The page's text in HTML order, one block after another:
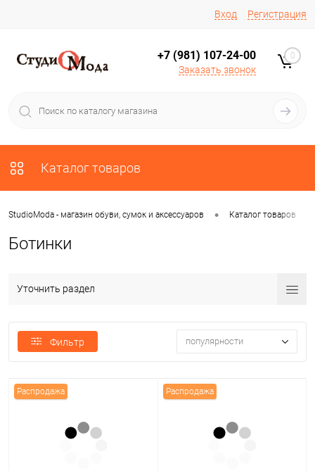
Вход Регистрация
+7 (981) 107-24-00
Заказать звонок
0
Каталог товаров
StudioModa - магазин обуви, сумок и аксессуаров • Каталог товаров
Ботинки
Уточнить раздел
Фильтр популярности
Распродажа Распродажа